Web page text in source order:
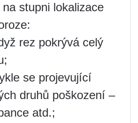
stupni lokalizace
rez pokrývá celý
se projevující
druhů poškození –
atd.;